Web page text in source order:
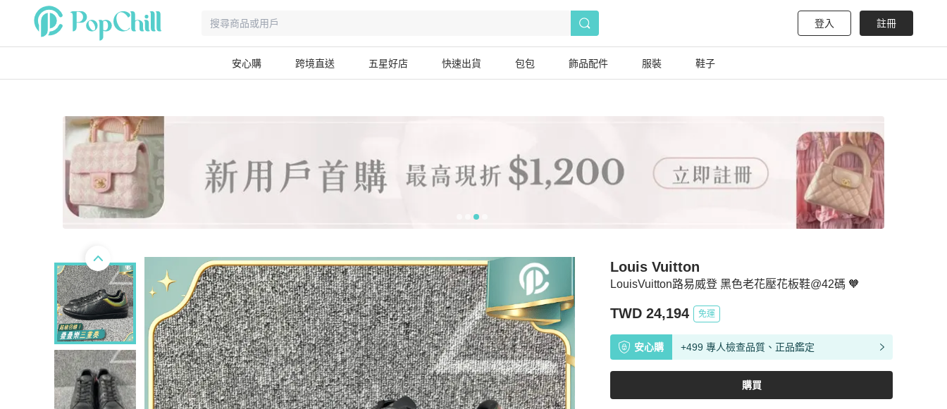
登入 註冊
安心購 跨境直送 五星好店 快速出貨 包包 飾品配件 服裝 鞋子
LouisVuitton路易威登 黑色老花壓花板鞋@42碼 🧡
Louis Vuitton
TWD 24,194 免運
安心購 +499 專人檢查品質、正品鑑定
購買